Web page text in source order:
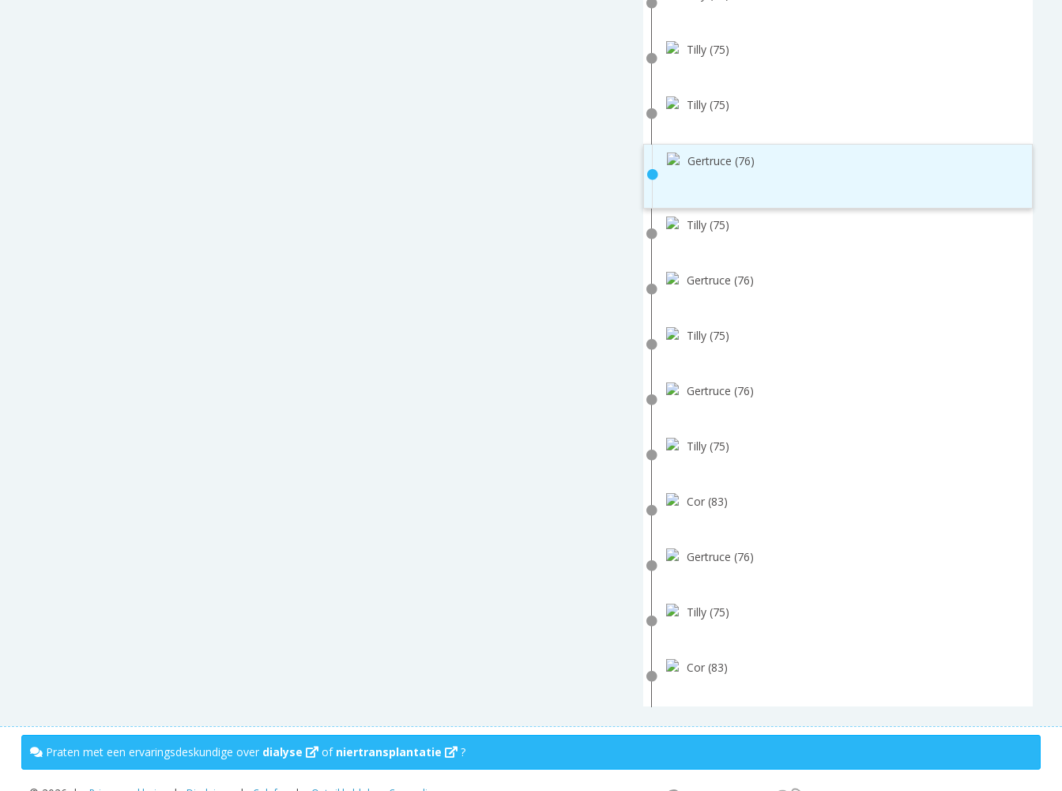
Tilly (75)
Tilly (75)
Gertruce (76)
Tilly (75)
Gertruce (76)
Tilly (75)
Gertruce (76)
Tilly (75)
Cor (83)
Gertruce (76)
Tilly (75)
Cor (83)
Praten met een ervaringsdeskundige over dialyse of niertransplantatie ?